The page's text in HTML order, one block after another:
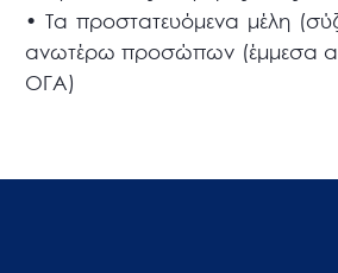
• Τα προστατευόμενα μέλη
ανωτέρω προσώπων (έμμεσα
ΟΓΑ)